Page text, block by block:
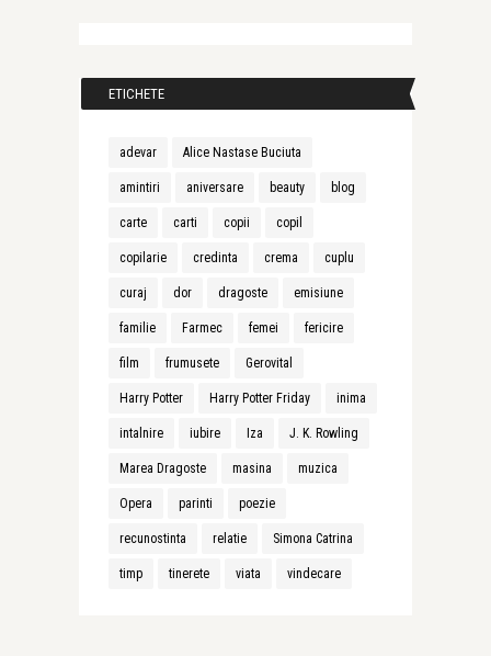
ETICHETE
adevar Alice Nastase Buciuta
amintiri aniversare beauty blog
carte carti copii copil
copilarie credinta crema cuplu
curaj dor dragoste emisiune
familie Farmec femei fericire
film frumusete Gerovital
Harry Potter Harry Potter Friday inima
intalnire iubire Iza J. K. Rowling
Marea Dragoste masina muzica
Opera parinti poezie
recunostinta relatie Simona Catrina
timp tinerete viata vindecare